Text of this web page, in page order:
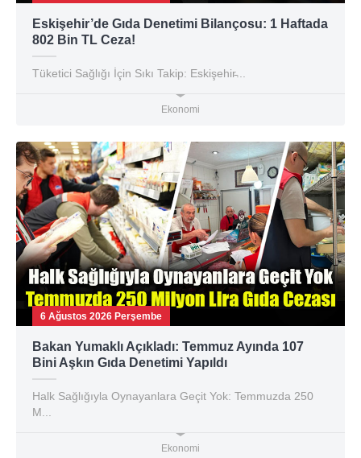
Eskişehir’de Gıda Denetimi Bilançosu: 1 Haftada
802 Bin TL Ceza!
Tüketici Sağlığı İçin Sıkı Takip: Eskişehir̵...
Ekonomi
6 Ağustos 2026 Perşembe
Bakan Yumaklı Açıkladı: Temmuz Ayında 107
Bini Aşkın Gıda Denetimi Yapıldı
Halk Sağlığıyla Oynayanlara Geçit Yok: Temmuzda 250
M...
Ekonomi